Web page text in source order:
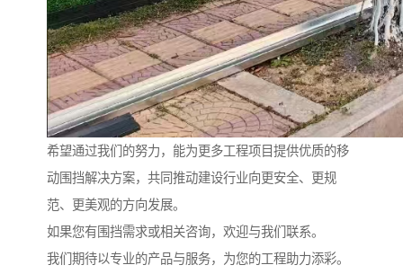
希望通过我们的努力，能为更多工程项目提供优质的移
动围挡解决方案，共同推动建设行业向更安全、更规
范、更美观的方向发展。
如果您有围挡需求或相关咨询，欢迎与我们联系。
我们期待以专业的产品与服务，为您的工程助力添彩。